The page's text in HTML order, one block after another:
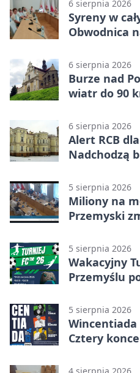
6 sierpnia 2026
Syreny w
Obwodnica
6 sierpnia 2026
Burze nad
wiatr do 90
6 sierpnia 2026
Alert RCB
Nadchodzą
5 sierpnia 2026
Miliony na
Przemyski
5 sierpnia 2026
Wakacyjny
Przemyślu
5 sierpnia 2026
Wincentiada
Cztery